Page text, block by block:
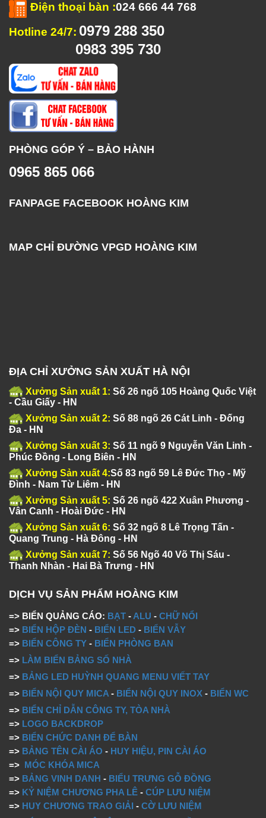
Điện thoại bàn :024 666 44 768
Hotline 24/7: 0979 288 350
0983 395 730
PHÒNG GÓP Ý – BẢO HÀNH
0965 865 066
FANPAGE FACEBOOK HOÀNG KIM
MAP CHỈ ĐƯỜNG VPGD HOÀNG KIM
ĐỊA CHỈ XƯỞNG SẢN XUẤT HÀ NỘI
Xưởng Sản xuất 1: Số 26 ngõ 105 Hoàng Quốc Việt
- Cầu Giấy - HN
Xưởng Sản xuất 2: Số 88 ngõ 26 Cát Linh - Đống
Đa - HN
Xưởng Sản xuất 3: Số 11 ngõ 9 Nguyễn Văn Linh -
Phúc Đồng - Long Biên - HN
Xưởng Sản xuất 4:Số 83 ngõ 59 Lê Đức Thọ - Mỹ
Đình - Nam Từ Liêm - HN
Xưởng Sản xuất 5: Số 26 ngõ 422 Xuân Phương -
Vân Canh - Hoài Đức - HN
Xưởng Sản xuất 6: Số 32 ngõ 8 Lê Trọng Tấn -
Quang Trung - Hà Đông - HN
Xưởng Sản xuất 7: Số 56 Ngõ 40 Võ Thị Sáu -
Thanh Nhàn - Hai Bà Trưng - HN
DỊCH VỤ SẢN PHẨM HOÀNG KIM
=> BIỂN QUẢNG CÁO: BẠT - ALU - CHỮ NỔI
=> BIỂN HỘP ĐÈN - BIỂN LED - BIỂN VẪY
=> BIỂN CÔNG TY - BIỂN PHÒNG BAN
=> LÀM BIỂN BẢNG SỐ NHÀ
=> BẢNG LED HUỲNH QUANG MENU VIẾT TAY
=> BIỂN NỘI QUY MICA - BIỂN NỘI QUY INOX - BIỂN WC
=> BIỂN CHỈ DẪN CÔNG TY, TÒA NHÀ
=> LOGO BACKDROP
=> BIỂN CHỨC DANH ĐỂ BÀN
=> BẢNG TÊN CÀI ÁO - HUY HIỆU, PIN CÀI ÁO
=> MÓC KHÓA MICA
=> BẢNG VINH DANH - BIỂU TRƯNG GỖ ĐỒNG
=> KỶ NIỆM CHƯƠNG PHA LÊ - CÚP LƯU NIỆM
=> HUY CHƯƠNG TRAO GIẢI - CỜ LƯU NIỆM